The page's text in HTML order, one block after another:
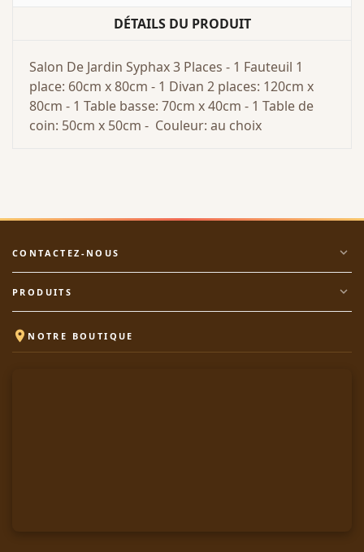
DÉTAILS DU PRODUIT
Salon De Jardin Syphax 3 Places - 1 Fauteuil 1
place: 60cm x 80cm - 1 Divan 2 places: 120cm x
80cm - 1 Table basse: 70cm x 40cm - 1 Table de
coin: 50cm x 50cm - Couleur: au choix
CONTACTEZ-NOUS expand_more
PRODUITS expand_more
 NOTRE BOUTIQUE